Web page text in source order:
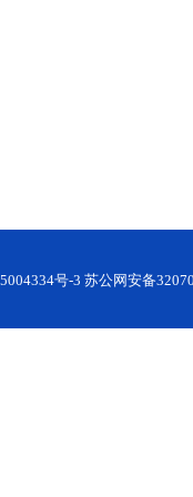
号-3 苏公网安备